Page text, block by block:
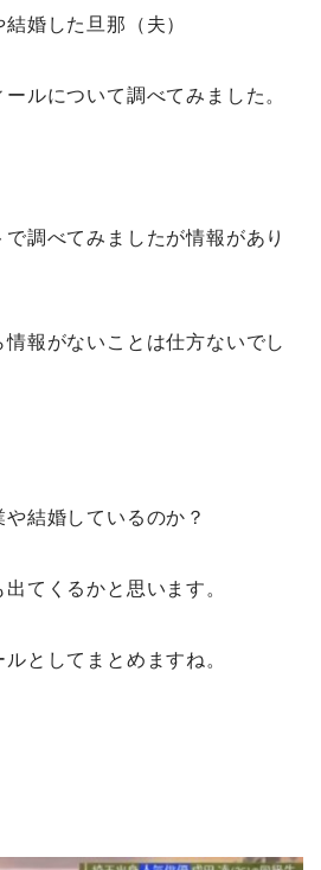
婚した旦那（夫）
ルについて調べてみました。
調べてみましたが情報があり
報がないことは仕方ないでし
結婚しているのか？
てくるかと思います。
としてまとめますね。